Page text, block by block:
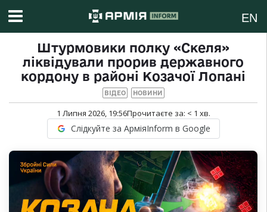
EN
Штурмовики полку «Скеля»
ліквідували прорив державного
кордону в районі Козачої Лопані
ВІДЕО НОВИНИ
1 Липня 2026, 19:56Прочитаєте за: < 1 хв.
Слідкуйте за АрміяInform в Google